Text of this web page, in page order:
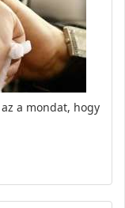
a mondat, hogy